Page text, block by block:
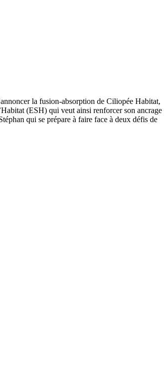
la fusion-absorption de Ciliopée Habitat,
(ESH) qui veut ainsi renforcer son ancrage
qui se prépare à faire face à deux défis de